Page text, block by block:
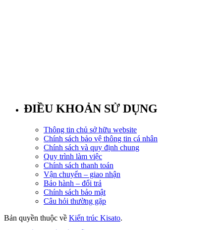
ĐIỀU KHOẢN SỬ DỤNG
Thông tin chủ sở hữu website
Chính sách bảo vệ thông tin cá nhân
Chính sách và quy định chung
Quy trình làm việc
Chính sách thanh toán
Vận chuyển – giao nhận
Bảo hành – đổi trả
Chính sách bảo mật
Câu hỏi thường gặp
Bản quyền thuộc về Kiến trúc Kisato.